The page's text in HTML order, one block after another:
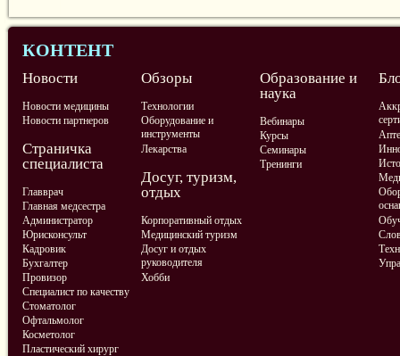
КОНТЕНТ
Новости
Новости медицины
Новости партнеров
Обзоры
Технологии
Оборудование и
инструменты
Лекарства
Образование и
наука
Вебинары
Курсы
Семинары
Тренинги
Страничка
специалиста
Главврач
Главная медсестра
Администратор
Юрисконсульт
Кадровик
Бухгалтер
Провизор
Специалист по качеству
Стоматолог
Офтальмолог
Косметолог
Пластический хирург
Досуг, туризм,
отдых
Корпоративный отдых
Медицинский туризм
Досуг и отдых
руководителя
Хобби